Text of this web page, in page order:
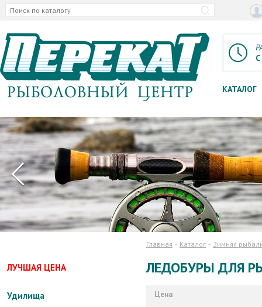
КАТАЛОГ
ЛУЧШАЯ ЦЕНА
Удилища
Главная Каталог Зимняя
ЛЕДОБУРЫ ДЛЯ
Цена